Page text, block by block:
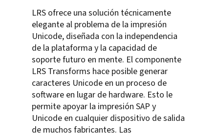
LRS ofrece una solución técnicamente
elegante al problema de la impresión
Unicode, diseñada con la independencia
de la plataforma y la capacidad de
soporte futuro en mente. El componente
LRS Transforms hace posible generar
caracteres Unicode en un proceso de
software en lugar de hardware. Esto le
permite apoyar la impresión SAP y
Unicode en cualquier dispositivo de salida
de muchos fabricantes. Las